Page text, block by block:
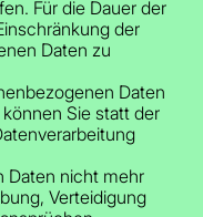
Für die Dauer der
der
Daten zu
Daten
Sie statt der
Daten nicht mehr
Verteidigung